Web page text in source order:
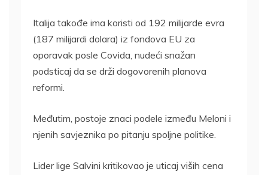
Italija takođe ima koristi od 192 milijarde evra
(187 milijardi dolara) iz fondova EU za
oporavak posle Covida, nudeći snažan
podsticaj da se drži dogovorenih planova
reformi.
Međutim, postoje znaci podele između Meloni i
njenih savjeznika po pitanju spoljne politike.
Lider lige Salvini kritikovao je uticaj viših cena